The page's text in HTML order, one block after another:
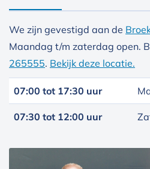
We zijn gevestigd aan de
Maandag t/m zaterdag open.
265555. Bekijk deze locatie.
07:00 tot 17:30 uur
07:30 tot 12:00 uur